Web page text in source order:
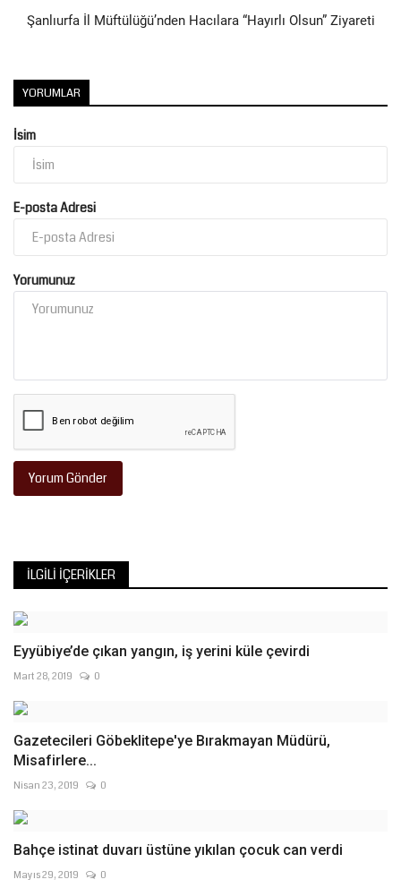
Şanlıurfa İl Müftülüğü’nden Hacılara “Hayırlı Olsun” Ziyareti
YORUMLAR
İsim
E-posta Adresi
Yorumunuz
Yorum Gönder
İLGILI İÇERIKLER
Eyyübiye’de çıkan yangın, iş yerini küle çevirdi
Mart 28, 2019 0
Gazetecileri Göbeklitepe'ye Bırakmayan Müdürü,
Misafirlere...
Nisan 23, 2019 0
Bahçe istinat duvarı üstüne yıkılan çocuk can verdi
Mayıs 29, 2019 0